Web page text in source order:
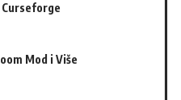
Curseforge
Mod i Više